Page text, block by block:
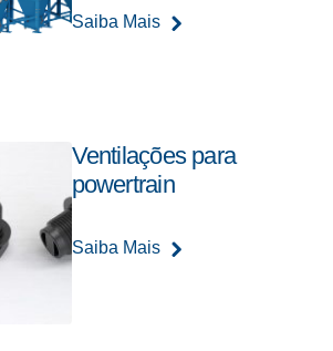
Saiba Mais
Ventilações para
powertrain
Saiba Mais